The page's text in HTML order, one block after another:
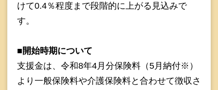
けて0.4％程度まで段階的に上がる見込みで
す。
■開始時期について
支援金は、令和8年4月分保険料（5月納付※）
より一般保険料や介護保険料と合わせて徴収さ